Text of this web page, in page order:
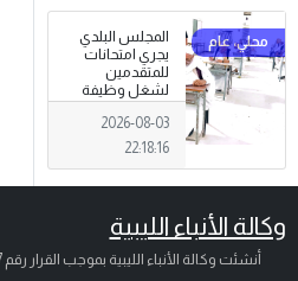
المجلس البلدي
يجري امتحانات
للمتقدمين
لشغل وظيفة
مختار محلة .
2026-08-03
22:18:16
وكالة الأنباء الليبية
أنشئت وكالة الأنباء الليبية بموجب القرار رقم 17 لسنة 1964 الصادر بتاريخ